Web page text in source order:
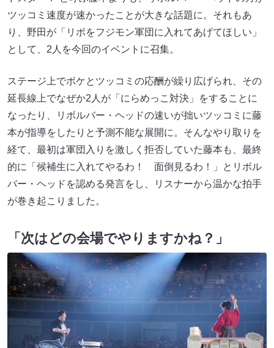
ツッコミ速度が速かったことが大きな話題に。それもあ
り、野田が「リボをフジモン軍団に入れてあげてほしい」
として、2人を今回のイベントに召集。
ステージ上でボケとツッコミの応酬が繰り広げられ、その
延長線上でなぜか2人が「にらめっこ対決」をすることに
なったり、リボルバー・ヘッドの速いが拙いツッコミに藤
本が指導をしたりと予測不能な展開に。そんなやり取りを
経て、最初は軍団入りを激しく拒否していた藤本も、最終
的に「候補生に入れてやるわ！ 面倒見るわ！」とリボル
バー・ヘッドを認める発言をし、リスナーから温かな拍手
が巻き起こりました。
「次はどの会場でやりますかね？」